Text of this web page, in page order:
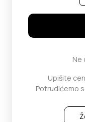
Ne
Upišite
Potrudićemo